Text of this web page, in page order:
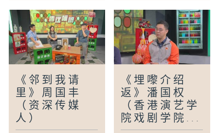
《邻到我请
里》周国丰
（资深传媒
人）
《埋嚟介绍
返》潘国权
（香港演艺学
院戏剧学院...